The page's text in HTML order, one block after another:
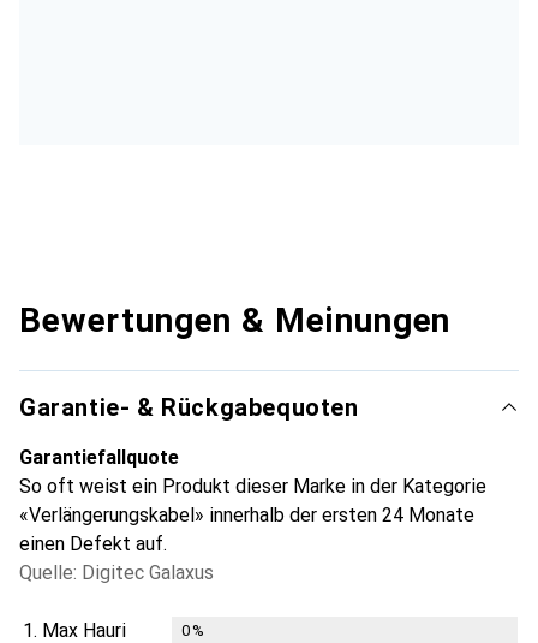
Bewertungen & Meinungen
Garantie- & Rückgabequoten
Garantiefallquote
So oft weist ein Produkt dieser Marke in der Kategorie
«Verlängerungskabel» innerhalb der ersten 24 Monate
einen Defekt auf.
Quelle: Digitec Galaxus
1. Max Hauri 0%